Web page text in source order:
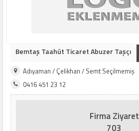
Bemtaş Taahüt Ticaret Abuzer Taşçı
Adıyaman / Çelikhan / Semt Seçilmemiş
0416 451 23 12
Firma Ziyaret
703